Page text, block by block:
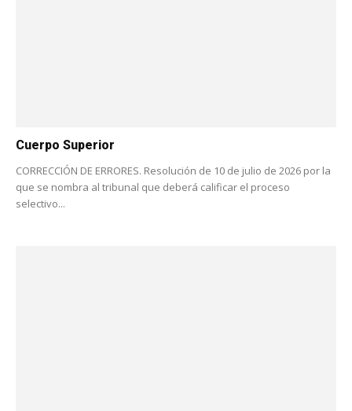
Cuerpo Superior
CORRECCIÓN DE ERRORES. Resolución de 10 de julio de 2026 por la
que se nombra al tribunal que deberá calificar el proceso
selectivo...